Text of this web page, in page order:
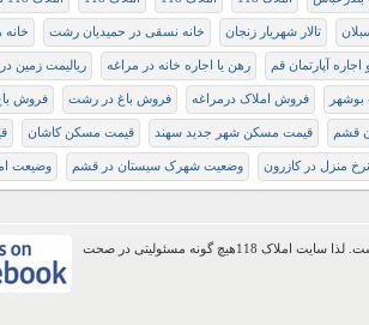
تالار شهریار زنجان خانه نسقی در حمیدیان رشت خانه
آپارتمان قم رهن يا اجاره خانه در مراغه ريالیمت زمین
فروش املاک درمراغه فروش باغ در رشت فروش
قشم قیمت مسکن شهر جدید سهند قیمت مسکن کاشان
نرخ منزل در کازرون وضعیت شهرک سیستان در قشم وضیعت
اطلاعات موجود در این وب سایت از طریق کاربران عمومی سایت ثبت شده است. لذا سایت املاک 118هیچ گونه مسئولیتی در صحت